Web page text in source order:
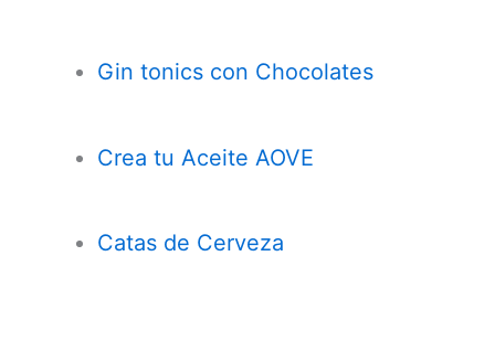
Gin tonics con Chocolates
Crea tu Aceite AOVE
Catas de Cerveza